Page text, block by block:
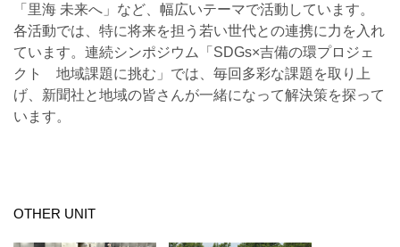
「里海 未来へ」など、幅広いテーマで活動しています。
各活動では、特に将来を担う若い世代との連携に力を入れ
ています。連続シンポジウム「SDGs×吉備の環プロジェ
クト 地域課題に挑む」では、毎回多彩な課題を取り上
げ、新聞社と地域の皆さんが一緒になって解決策を探って
います。
OTHER UNIT